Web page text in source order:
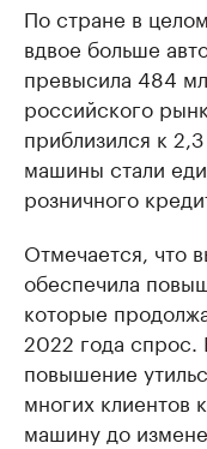
По стране в
вдвое больше
превысила 484
российского
приблизился к
машины стали
розничного
Отмечается, что
обеспечила
которые
2022 года
повышение
многих клиентов
машину до